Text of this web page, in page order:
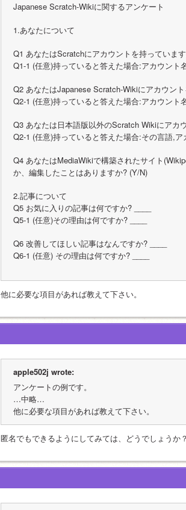
Japanese Scratch-Wikiに関するアンケート
1.あなたについて
Q1 あなたはScratchにアカウントを持っていま
Q1-1 (任意)持っていると答えた場合:アカウント
Q2 あなたはJapanese Scratch-Wikiにアカウン
Q2-1 (任意)持っていると答えた場合:アカウント
Q3 あなたは日本語版以外のScratch Wikiにアカ
Q2-1 (任意)持っていると答えた場合:その言語,ア
Q4 あなたはMediaWikiで構築されたサイト
か、編集したことはありますか? (Y/N)
2.記事について
Q5 お気に入りの記事は何ですか? ____
Q5-1 (任意)その理由は何ですか? ____
Q6 改善してほしい記事はなんですか? ____
Q6-1 (任意) その理由は何ですか? ____
他に必要な項目があれば教えて下さい。
apple502j wrote:
アンケートの例です。
…中略…
他に必要な項目があれば教えて下さい。
匿名でもできるようにしてみては、どうでしょうか？